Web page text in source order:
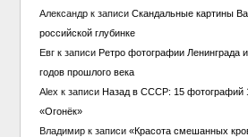
Александрк записи Скандальные картины
российской глубинке
Евгк записи Ретро фотографии Ленинграда
годов прошлого века
Alex к записи Назад в СССР: 15 фотографий
«Огонёк»
Владимирк записи «Красота смешанных